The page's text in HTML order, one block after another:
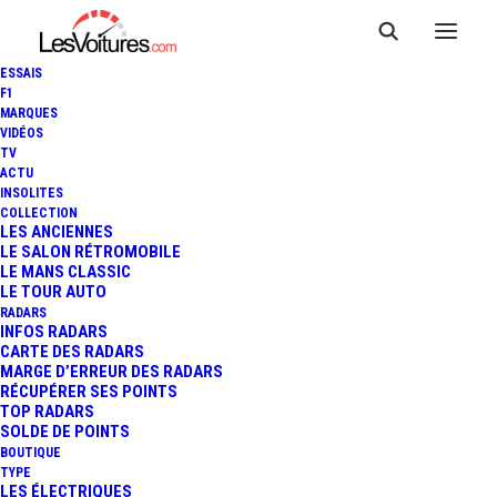
ESSAIS
F1
MARQUES
VIDÉOS
TV
ACTU
INSOLITES
COLLECTION
LES ANCIENNES
LE SALON RÉTROMOBILE
LE MANS CLASSIC
LE TOUR AUTO
RADARS
INFOS RADARS
CARTE DES RADARS
MARGE D’ERREUR DES RADARS
RÉCUPÉRER SES POINTS
TOP RADARS
SOLDE DE POINTS
BOUTIQUE
TYPE
LES ÉLECTRIQUES
16 février 2013
BMW GEORGE V : UNE